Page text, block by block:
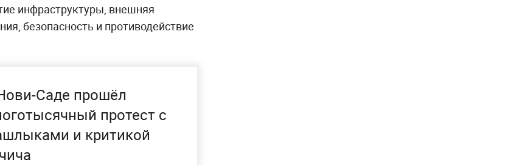
инфраструктуры, внешняя
безопасность и противодействие
Саде прошёл
протест с
и критикой